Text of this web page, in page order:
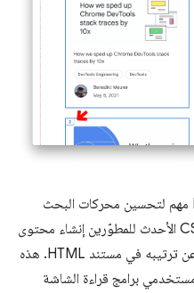
إنّ ترتيب المحتوى في مستند HTML مهم لتحسين محركات البحث
وتسهيل الوصول إليه. تتيح ميزات CSS الأحدث للمطوّرين إنشاء محتوى
يختلف كثيرًا في ترتيبه على الشاشة عن ترتيبه في مستند HTML. هذه
برامج قراءة الشاشة